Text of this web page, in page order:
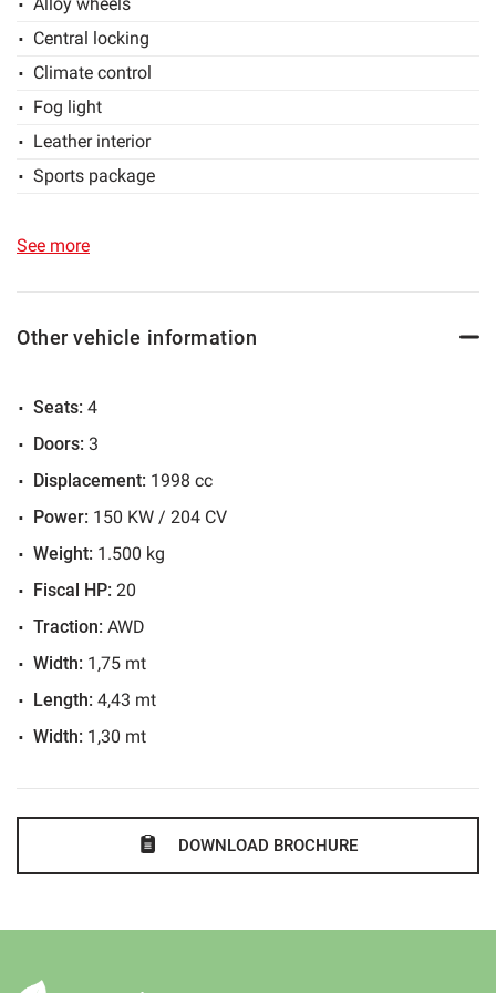
rimessa su strada ed essere usata quotidianamente.
Possibilità di ritiro permute auto/moto di nostro interesse.
Possibilità finanziamento.
Central locking
Climate control
Fog light
Leather interior
Sports package
Sport seats
Sunroof
Leather steering wheel
See more
Other vehicle information
Seats: 4
Doors: 3
Displacement: 1998 cc
Power: 150 KW / 204 CV
Weight: 1.500 kg
Fiscal HP: 20
Traction: AWD
Width: 1,75 mt
Length: 4,43 mt
Width: 1,30 mt
DOWNLOAD BROCHURE